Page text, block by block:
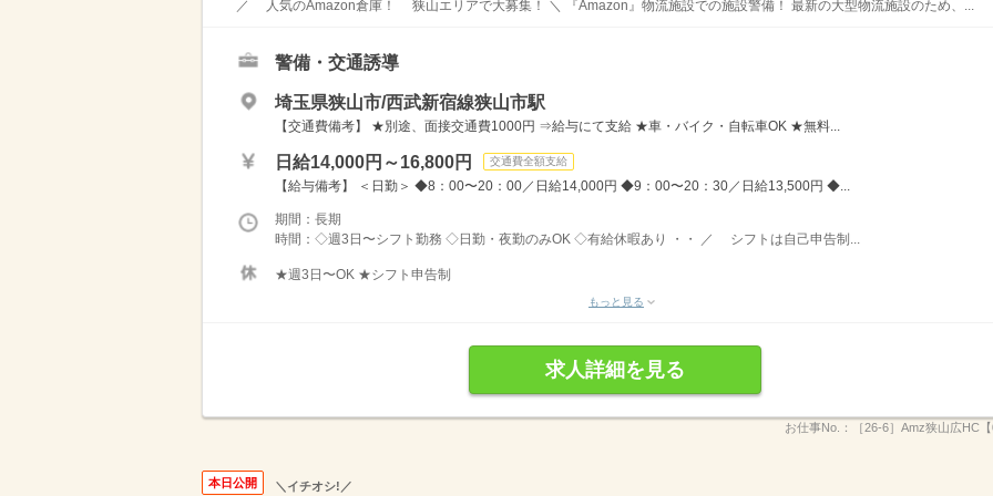
／ 人気のAmazon倉庫！ 狭山エリアで大募集！ ＼ 『Amazon』物流施設での施設警備！ 最新の大型物流施設のため、...
警備・交通誘導
埼玉県狭山市/西武新宿線狭山市駅
【交通費備考】 ★別途、面接交通費1000円 ⇒給与にて支給 ★車・バイク・自転車OK ★無料...
日給14,000円～16,800円 交通費全額支給
【給与備考】 ＜日勤＞ ◆8：00〜20：00／日給14,000円 ◆9：00〜20：30／日給13,500円 ◆...
期間：長期
時間：◇週3日〜シフト勤務 ◇日勤・夜勤のみOK ◇有給休暇あり ・・ ／ シフトは自己申告制...
★週3日〜OK ★シフト申告制
もっと見る
求人詳細を見る
お仕事No.： ［26-6］Amz狭山広HC
本日公開 ＼イチオシ!／